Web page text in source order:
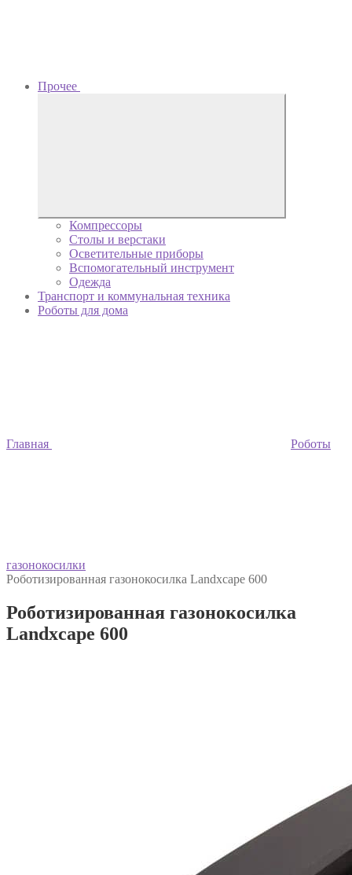
Прочее
Компрессоры
Столы и верстаки
Осветительные приборы
Вспомогательный инструмент
Одежда
Транспорт и коммунальная техника
Роботы для дома
Главная Роботы
газонокосилки
Роботизированная газонокосилка Landxcape 600
Роботизированная газонокосилка
Landxcape 600